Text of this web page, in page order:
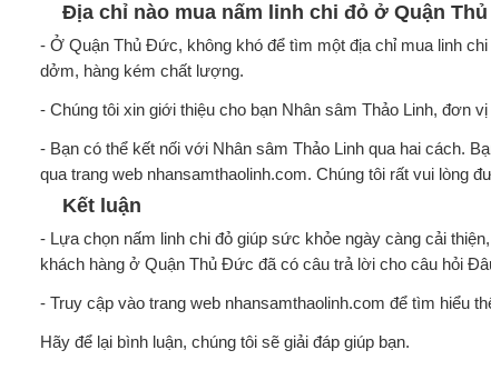
Địa chỉ nào mua nấm linh chi đỏ ở Quận
- Ở Quận Thủ Đức, không khó để tìm một địa chỉ mua linh
dởm, hàng kém chất lượng.
- Chúng tôi xin giới thiệu cho bạn Nhân sâm Thảo Linh, đơn
- Bạn có thể kết nối với Nhân sâm Thảo Linh qua hai cách.
qua trang web nhansamthaolinh.com. Chúng tôi rất vui lòng
Kết luận
- Lựa chọn nấm linh chi đỏ giúp sức khỏe ngày càng cải
khách hàng ở Quận Thủ Đức đã có câu trả lời cho câu hỏi
- Truy cập vào trang web nhansamthaolinh.com để tìm hiểu
Hãy để lại bình luận, chúng tôi sẽ giải đáp giúp bạn.